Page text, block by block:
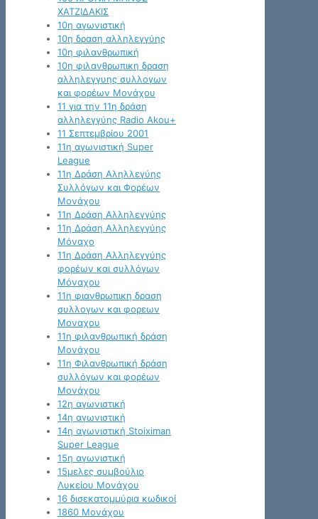
ΧΑΤΖΙΔΑΚΙΣ
10η αγωνιστική
10η δραση αλληλεγγύης
10η φιλανθρωπική
10η φιλανθρωπικη δραση
αλληλεγγυης συλλογων
και φορέων Μονάχου
11 για την 11η δράση
αλληλεγγύης Radio Akou+
11 Σεπτεμβρίου 2001
11η αγωνιστική Super
League
11η Δράση Αληλλεγύης
Συλλόγων και Φορέων
Μονάχου
11η Δράση Αλληλεγγύης
11η Δράση Αλληλεγγύης
Μόναχο
11η Δράση Αλληλεγγύης
φορέων και συλλόγων
Μόναχου
11η φιανθρωπικη δραση
συλλογων και φορεων
Μοναχου
11η φιλανθρωπική δράση
Μονάχου
11η Φιλανθρωπική δράση
συλλόγων και φορέων
Μονάχου
12η αγωνιστική
14η αγωνιστική
14η αγωνιστική Stoiximan
Super League
15η αγωνιστική
15μελες συμβούλιο
Λυκείου Μονάχου
16 δισεκατομμύρια κωδικοί
1860 Μονάχου